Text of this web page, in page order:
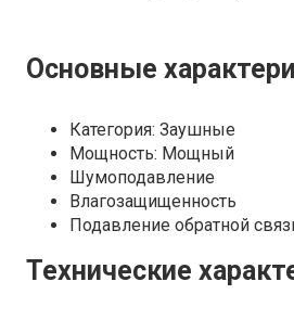
Основные
Категория: Заушные
Мощность: Мощный
Шумоподавление
Влагозащищенность
Подавление обратной
Технические